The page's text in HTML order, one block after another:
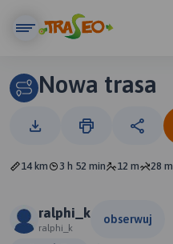
Nowa trasa
14 km 3 h 52 min 12 m 28 m
ralphi_k
ralphi_k
obserwuj